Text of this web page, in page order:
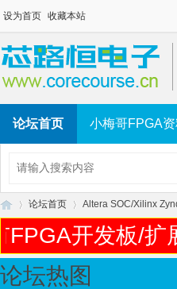
设为首页 收藏本站
论坛首页 小梅哥FPGA
芯 »
论坛首页 Altera SOC/Xilinx
开发板/扩
论坛热图